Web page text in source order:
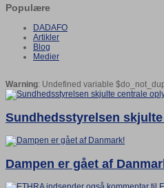
Populære
DADAFO
Artikler
Blog
Medier
Warning: Undefined variable
Sundhedsstyrelsen
Dampen er gået af